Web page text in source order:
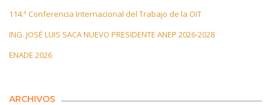
114.ª Conferencia Internacional del Trabajo de la OIT
ING. JOSÉ LUIS SACA NUEVO PRESIDENTE ANEP 2026-2028
ENADE 2026
ARCHIVOS